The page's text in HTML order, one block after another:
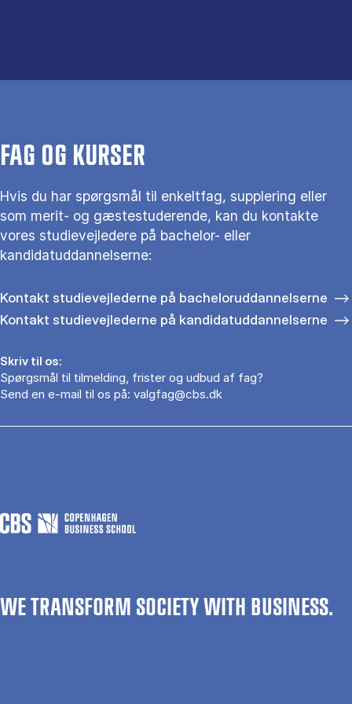
FAG OG KURSER
Hvis du har spørgsmål til enkeltfag, supplering eller
som merit- og gæstestuderende, kan du kontakte
vores studievejledere på bachelor- eller
kandidatuddannelserne:
Kontakt studievejlederne på bacheloruddannelserne
Kontakt studievejlederne på kandidatuddannelserne
Skriv til os:
Spørgsmål til tilmelding, frister og udbud af fag?
Send en e-mail til os på: valgfag@cbs.dk
WE TRANSFORM SOCIETY WITH BUSINESS.